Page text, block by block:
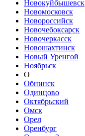
Новокуйбышевск
Новомосковск
Новороссийск
Новочебоксарск
Новочеркасск
Новошахтинск
Новый Уренгой
Ноябрьск
О
Обнинск
Одинцово
Октябрьский
Омск
Орел
Оренбург